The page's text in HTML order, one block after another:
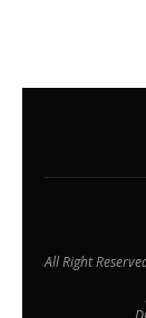
All Right